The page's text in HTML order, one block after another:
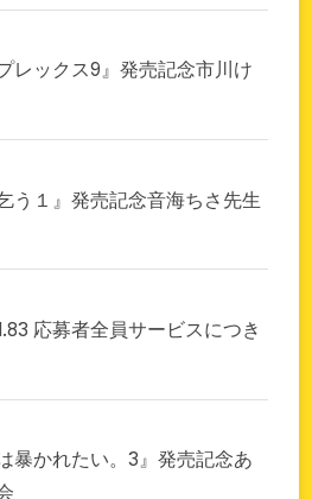
想
投稿
ゼント品
レックス9』発売記念市川け
う１』発売記念音海ちさ先生
応募者全員サービスにつき
暴かれたい。3』発売記念あ